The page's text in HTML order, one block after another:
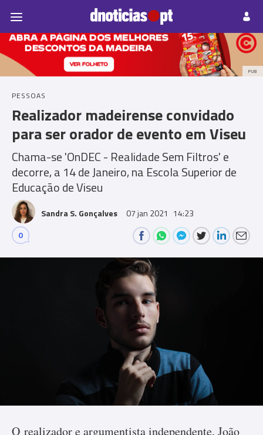
Prazeres Paisagens
PUB
PESSOAS
Realizador madeirense convidado
para ser orador de evento em Viseu
Chama-se 'OnDEC - Realidade Sem Filtros' e
decorre, a 14 de Janeiro, na Escola Superior de
Educação de Viseu
Sandra S. Gonçalves 07 jan 2021 14:23
0
O realizador e argumentista independente, João